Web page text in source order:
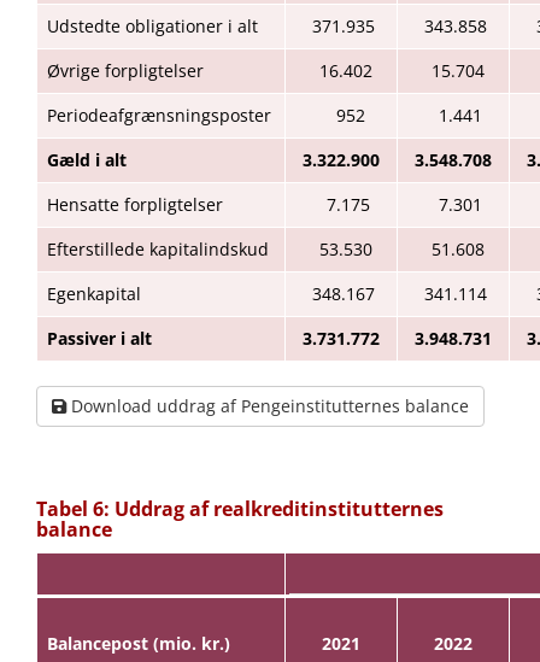
Udstedte obligationer i alt
371.935 343.858
Øvrige forpligtelser
16.402 15.704
Periodeafgrænsningsposter
952 1.441
Gæld i alt
3.322.900 3.548.708
Hensatte forpligtelser
7.175 7.301
Efterstillede kapitalindskud
53.530 51.608
Egenkapital
348.167 341.114
Passiver i alt
3.731.772 3.948.731
Download uddrag af Pengeinstitutternes balance
Tabel 6: Uddrag af realkreditinstitutternes
balance
Balancepost (mio. kr.) 2021 2022